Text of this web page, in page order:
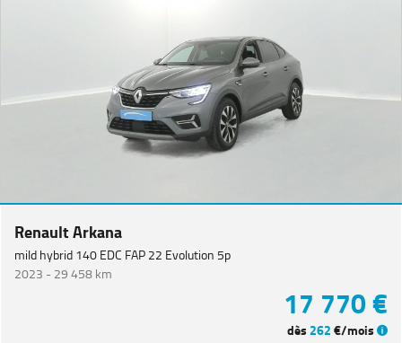
Renault Arkana
mild hybrid 140 EDC FAP 22 Evolution 5p
2023 -29 458 km
17 770 €
dès 262€/mois